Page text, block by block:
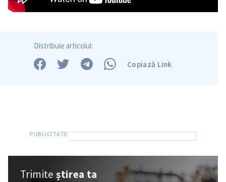
Distribuie articolul:
Copiază Link
Trimiteștirea ta